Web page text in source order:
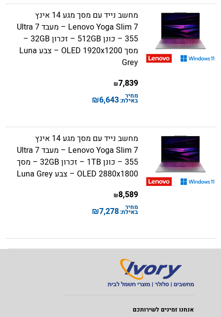
מחשב נייד עם מסך מגע 14 אינץ
Lenovo Yoga Slim 7 – מעבד Ultra 7
355 – כונן 512GB – זכרון 32GB –
מסך OLED 1920x1200 – צבע Luna
Grey
7,839
₪
מחיר
באילת:6,643
₪
מחשב נייד עם מסך מגע 14 אינץ
Lenovo Yoga Slim 7 – מעבד Ultra 7
355 – כונן 1TB – זכרון 32GB – מסך
OLED 2880x1800 – צבע Luna Grey
8,589
₪
מחיר
באילת:7,278
₪
אנחנו זמינים לשירותכם